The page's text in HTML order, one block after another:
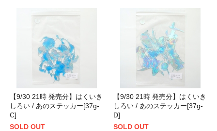
【9/30 21時 発売分】はくいき
しろい / あのステッカー[37g-
C]
SOLD OUT
【9/30 21時 発売分】はくいき
しろい / あのステッカー[37g-
D]
SOLD OUT